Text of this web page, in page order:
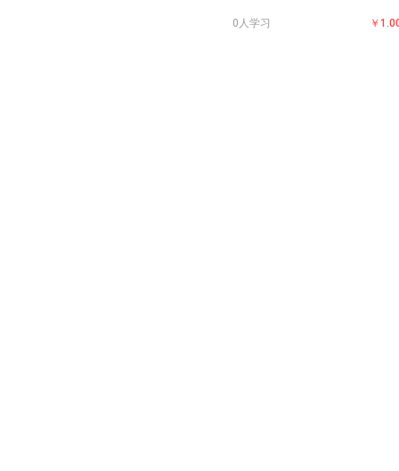
0人学习 ￥